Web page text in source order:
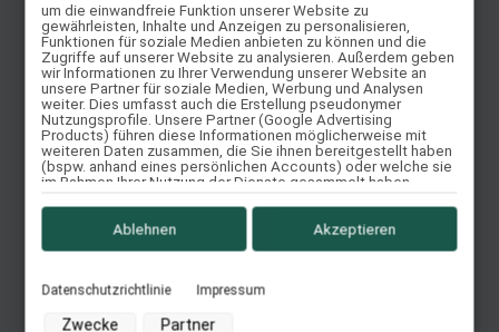
Weiterlesen
Quick View
Impuls SKL Décor
Weiterlesen
Quick View
El Campo / Shorty
um die einwandfreie Funktion unserer Website zu
gewährleisten, Inhalte und Anzeigen zu personalisieren,
Funktionen für soziale Medien anbieten zu können und die
Zugriffe auf unserer Website zu analysieren. Außerdem geben
wir Informationen zu Ihrer Verwendung unserer Website an
unsere Partner für soziale Medien, Werbung und Analysen
weiter. Dies umfasst auch die Erstellung pseudonymer
Nutzungsprofile. Unsere Partner (Google Advertising
Products) führen diese Informationen möglicherweise mit
weiteren Daten zusammen, die Sie ihnen bereitgestellt haben
(bspw. anhand eines persönlichen Accounts) oder welche sie
im Rahmen Ihrer Nutzung der Dienste gesammelt haben
Nutzung von Cookies und Pixeln können Sie jederzeit
widerrufen, indem Sie auf den Datenschutz-Button links unten
klicken und dort die entsprechenden Anpassungen
Zwecke der Datenverarbeitung durch unsere Partner:
Datenschutzrichtlinie Impressum
Zwecke Partner
Ablehnen Akzeptieren